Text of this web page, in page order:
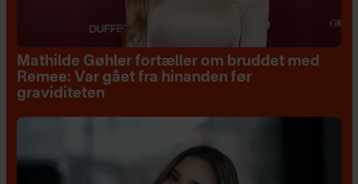
Mathilde Gøhler fortæller om bruddet med
Remee: Var gået fra hinanden før
graviditeten